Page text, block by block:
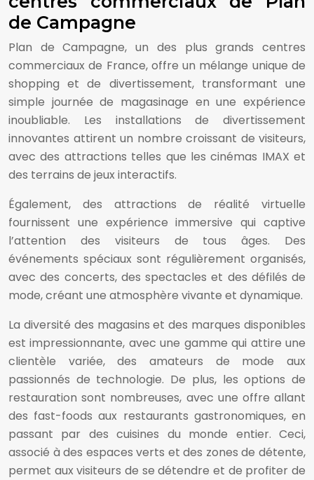
de Campagne
Plan de Campagne, un des plus grands centres
commerciaux de France, offre un mélange unique de
shopping et de divertissement, transformant une
simple journée de magasinage en une expérience
inoubliable. Les installations de divertissement
innovantes attirent un nombre croissant de visiteurs,
avec des attractions telles que les cinémas IMAX et
des terrains de jeux interactifs.
Également, des attractions de réalité virtuelle
fournissent une expérience immersive qui captive
l’attention des visiteurs de tous âges. Des
événements spéciaux sont régulièrement organisés,
avec des concerts, des spectacles et des défilés de
mode, créant une atmosphère vivante et dynamique.
La diversité des magasins et des marques disponibles
est impressionnante, avec une gamme qui attire une
clientèle variée, des amateurs de mode aux
passionnés de technologie. De plus, les options de
restauration sont nombreuses, avec une offre allant
des fast-foods aux restaurants gastronomiques, en
passant par des cuisines du monde entier. Ceci,
associé à des espaces verts et des zones de détente,
permet aux visiteurs de se détendre et de profiter de